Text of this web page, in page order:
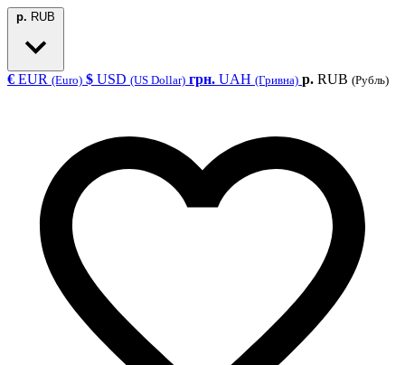
р. RUB
€ EUR (Euro) $ USD (US Dollar) грн. UAH (Гривна) р. RUB (Рубль)